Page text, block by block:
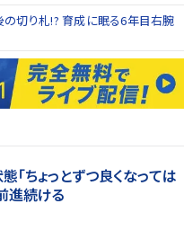
の切り札!? 育成に眠る6年目右腕
ちょっとずつ良くなっては
進続ける